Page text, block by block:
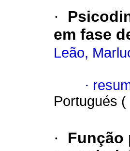
·
em fase
Leão,
·
Portugués (
·
Função